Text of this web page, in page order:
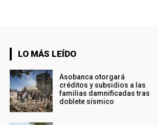
LO MÁS LEÍDO
Asobanca otorgará
créditos y subsidios a las
familias damnificadas tras
doblete sísmico